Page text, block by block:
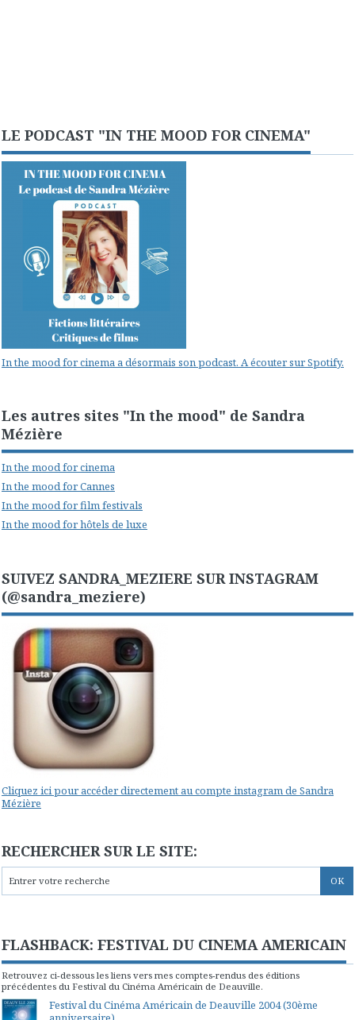
LE PODCAST "IN THE MOOD FOR CINEMA"
In the mood for cinema a désormais son podcast. A écouter sur Spotify.
Les autres sites "In the mood" de Sandra
Mézière
In the mood for cinema
In the mood for Cannes
In the mood for film festivals
In the mood for hôtels de luxe
SUIVEZ SANDRA_MEZIERE SUR INSTAGRAM
(@sandra_meziere)
Cliquez ici pour accéder directement au compte instagram de Sandra
Mézière
RECHERCHER SUR LE SITE:
FLASHBACK: FESTIVAL DU CINEMA AMERICAIN
Retrouvez ci-dessous les liens vers mes comptes-rendus des éditions
précédentes du Festival du Cinéma Américain de Deauville.
Festival du Cinéma Américain de Deauville 2004 (30ème